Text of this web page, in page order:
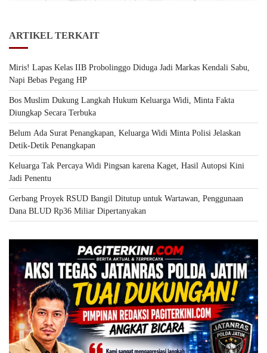
ARTIKEL TERKAIT
Miris! Lapas Kelas IIB Probolinggo Diduga Jadi Markas Kendali Sabu,
Napi Bebas Pegang HP
Bos Muslim Dukung Langkah Hukum Keluarga Widi, Minta Fakta
Diungkap Secara Terbuka
Belum Ada Surat Penangkapan, Keluarga Widi Minta Polisi Jelaskan
Detik-Detik Penangkapan
Keluarga Tak Percaya Widi Pingsan karena Kaget, Hasil Autopsi Kini
Jadi Penentu
Gerbang Proyek RSUD Bangil Ditutup untuk Wartawan, Penggunaan
Dana BLUD Rp36 Miliar Dipertanyakan